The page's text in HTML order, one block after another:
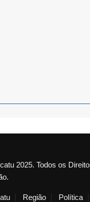
2025. Todos os
Região Política